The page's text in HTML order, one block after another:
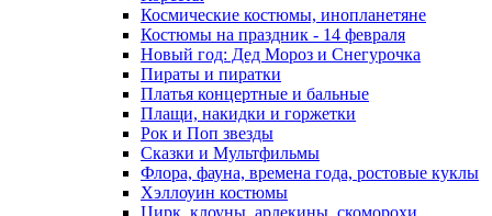
Космические костюмы, инопланетяне
Костюмы на праздник - 14 февраля
Новый год: Дед Мороз и Снегурочка
Пираты и пиратки
Платья концертные и бальные
Плащи, накидки и горжетки
Рок и Поп звезды
Сказки и Мультфильмы
Флора, фауна, времена года, ростовые куклы
Хэллоуин костюмы
Цирк, клоуны, арлекины, скоморохи